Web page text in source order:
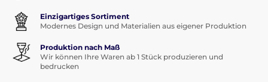
Einzigartiges Sortiment
Modernes Design und Materialien aus eigener Produktion
Produktion nach Maß
Wir können Ihre Waren ab 1 Stück produzieren und
bedrucken